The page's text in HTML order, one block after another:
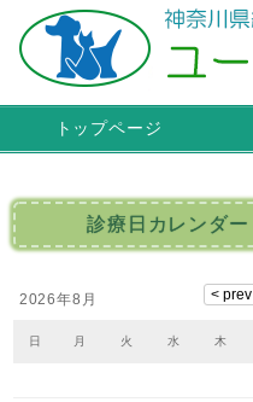
トップページ
診療日カレンダー
2026年8月
日 月 火 水 木